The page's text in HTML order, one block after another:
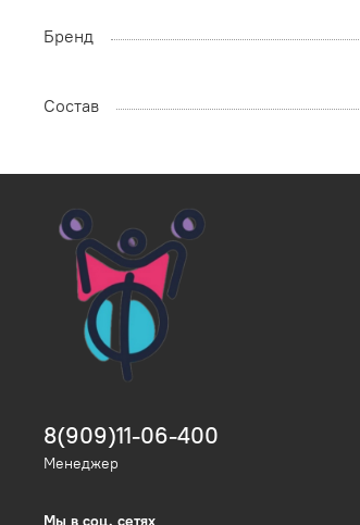
Бренд
Состав
8(909)11-06-400
Менеджер
Мы в соц. сетях